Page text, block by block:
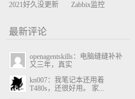
米售后体验
主机
2021好久没更新
Zabbix监控
最新评论
openagentskills：电脑缝缝补补
又三年，真实
kn007：我笔记本还用着
T480s，还很好用。 家...